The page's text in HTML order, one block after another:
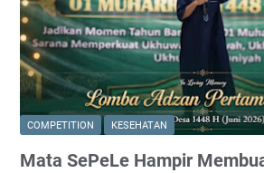
p
i
s
d
n
l
COMPETITION KESEHATAN
Mata SePeLe Hampir